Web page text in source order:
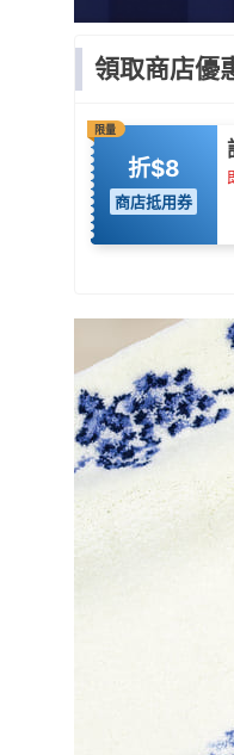
領取商店優
限量
折$8
商店抵用券